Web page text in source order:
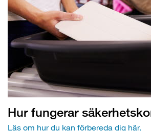
Hur fungerar
Läs om hur du kan förbereda dig här.